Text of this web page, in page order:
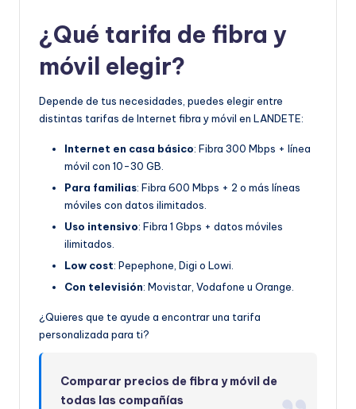
¿Qué tarifa de fibra y
móvil elegir?
Depende de tus necesidades, puedes elegir entre
distintas tarifas de Internet fibra y móvil en LANDETE:
Internet en casa básico: Fibra 300 Mbps + línea
móvil con 10-30 GB.
Para familias: Fibra 600 Mbps + 2 o más líneas
móviles con datos ilimitados.
Uso intensivo: Fibra 1 Gbps + datos móviles
ilimitados.
Low cost: Pepephone, Digi o Lowi.
Con televisión: Movistar, Vodafone u Orange.
¿Quieres que te ayude a encontrar una tarifa
personalizada para ti?
Comparar precios de fibra y móvil de
todas las compañías